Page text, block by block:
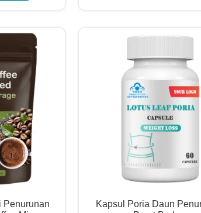
Penurunan
Kapsul Poria Daun